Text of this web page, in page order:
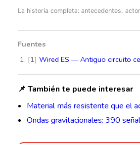
La historia completa: antecedentes,
Fuentes
[1] Wired ES — Antiguo circuito
📌 También te puede interesar
Material más resistente que el
Ondas gravitacionales: 390